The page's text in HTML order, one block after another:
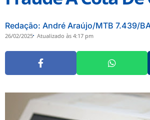
Redação: André Araújo/MTB 7.439/
26/02/2025 Atualizado às 4:17 pm